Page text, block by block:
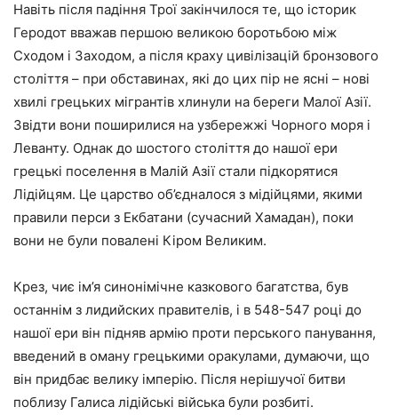
Навіть після падіння Трої закінчилося те, що історик
Геродот вважав першою великою боротьбою між
Сходом і Заходом, а після краху цивілізацій бронзового
століття – при обставинах, які до цих пір не ясні – нові
хвилі грецьких мігрантів хлинули на береги Малої Азії.
Звідти вони поширилися на узбережжі Чорного моря і
Леванту. Однак до шостого століття до нашої ери
грецькі поселення в Малій Азії стали підкорятися
Лідійцям. Це царство об’єдналося з мідійцями, якими
правили перси з Екбатани (сучасний Хамадан), поки
вони не були повалені Кіром Великим.
Крез, чиє ім’я синонімічне казкового багатства, був
останнім з лидийских правителів, і в 548-547 році до
нашої ери він підняв армію проти перського панування,
введений в оману грецькими оракулами, думаючи, що
він придбає велику імперію. Після нерішучої битви
поблизу Галиса лідійські війська були розбиті.